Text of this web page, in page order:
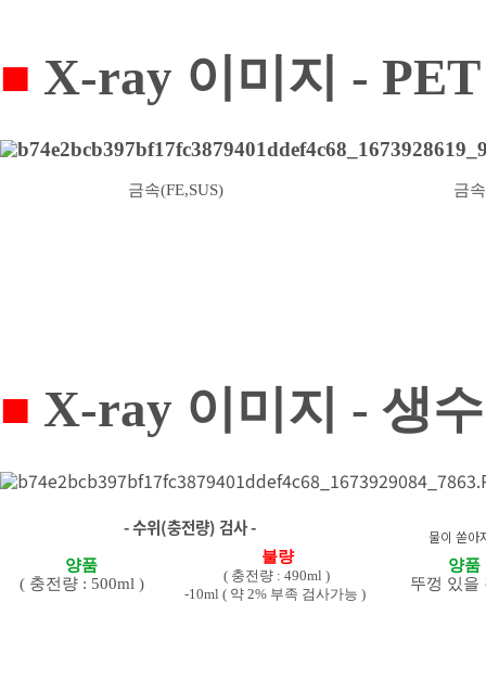
■ X-ray 이미지 -
금속(FE,SUS) 금
■ X-ray 이미지 - 생
- 수위(충전량) 검사 - 물이 쏟아
양품
( 충전량 : 500ml )
불량
( 충전량 : 490ml )
-10ml ( 약 2% 부족 검사가능 )
양품
뚜껑 있을